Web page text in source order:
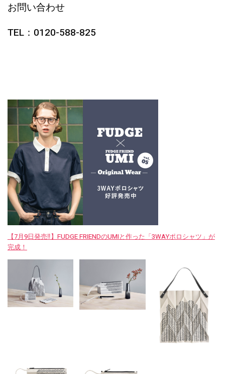
お問い合わせ
TEL：0120-588-825
【7月9日発売‼︎】FUDGE FRIENDのUMIと作った「3WAYポロシャツ」が
完成！